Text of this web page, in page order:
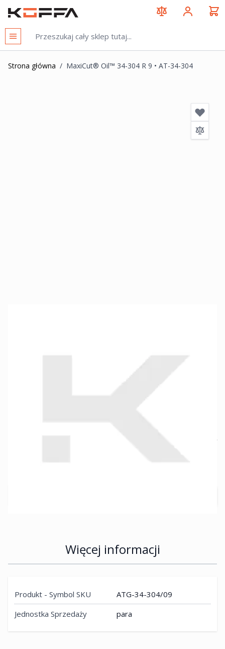
KOFFA
Strona główna / MaxiCut® Oil™ 34-304 R 9 • AT-34-304
ATG-34-304/09
Więcej informacji
Produkt - Symbol SKU
ATG-34-304/09
Jednostka Sprzedaży
para